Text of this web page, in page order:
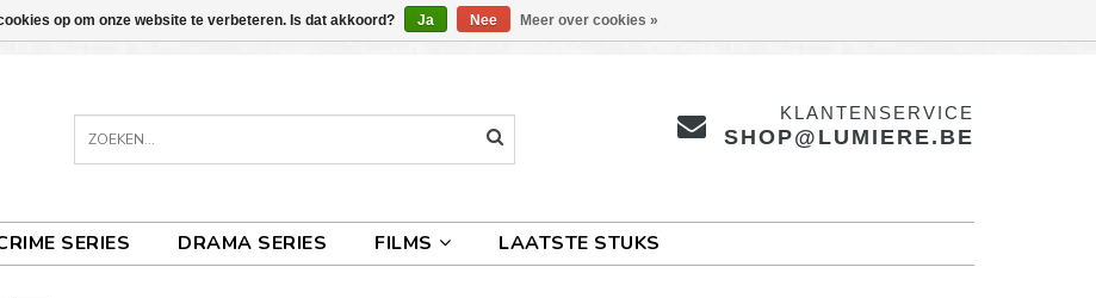
KLANTENSERVICE
SHOP@LUMIERE.BE
SERIES DRAMA SERIES FILMS LAATSTE STUKS
op om onze website te verbeteren. Is dat akkoord? Ja Nee Meer over cookies »